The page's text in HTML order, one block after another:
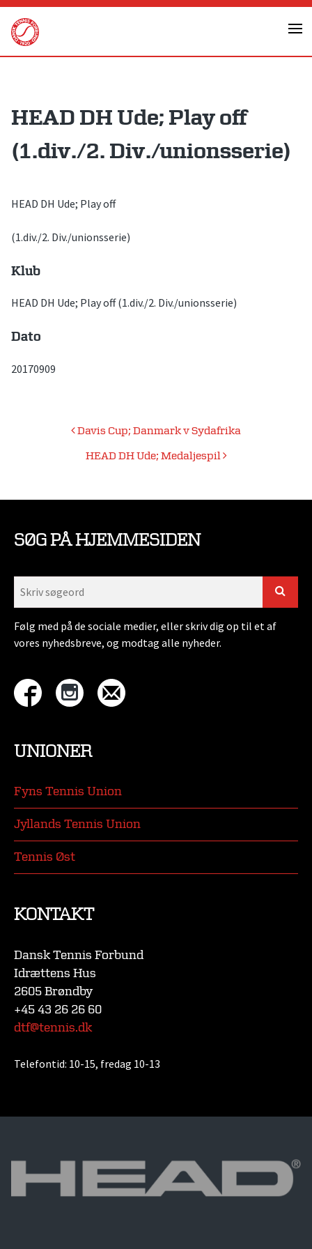
Skip
content
HEAD DH Ude; Play off
(1.div./2. Div./unionsserie)
HEAD DH Ude; Play off
(1.div./2. Div./unionsserie)
Klub
HEAD DH Ude; Play off (1.div./2. Div./unionsserie)
Dato
20170909
Indlægsnavigation
Davis Cup; Danmark v Sydafrika
HEAD DH Ude; Medaljespil
SØG PÅ HJEMMESIDEN
Følg med på de sociale medier, eller skriv dig op til et af
vores nyhedsbreve, og modtag alle nyheder.
UNIONER
Fyns Tennis Union
Jyllands Tennis Union
Tennis Øst
KONTAKT
Dansk Tennis Forbund
Idrættens Hus
2605 Brøndby
+45 43 26 26 60
dtf@tennis.dk
Telefontid: 10-15, fredag 10-13